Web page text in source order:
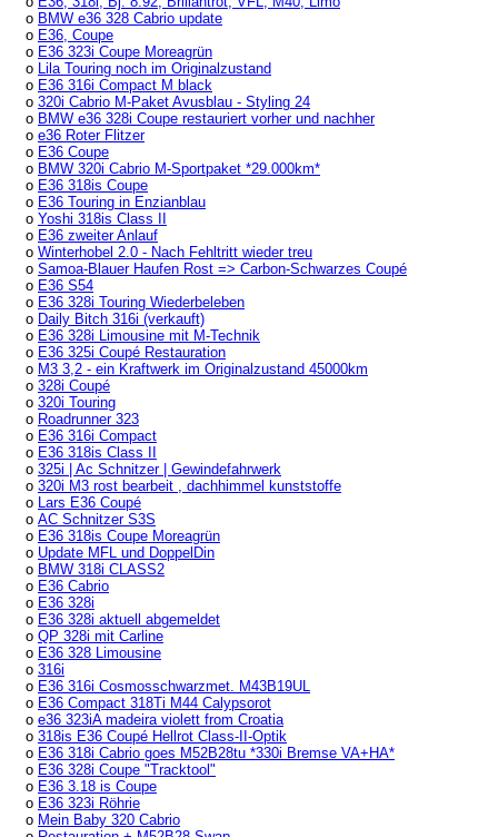
o BMW e36 328 Cabrio update
o E36, Coupe
o E36 323i Coupe Moreagrün
o
Lila Touring noch im Originalzustand
o E36 316i Compact M black
o 320i Cabrio M-Paket Avusblau - Styling 24
o BMW e36 328i Coupe restauriert vorher und nachher
o e36 Roter Flitzer
o E36 Coupe
o BMW 320i Cabrio M-Sportpaket *29.000km*
o E36 318is Coupe
o E36 Touring in Enzianblau
o Yoshi 318is Class II
o E36 zweiter Anlauf
o Winterhobel 2.0 - Nach Fehltritt wieder treu
o Samoa-Blauer Haufen Rost => Carbon-Schwarzes Coupé
o E36 S54
o E36 328i Touring Wiederbeleben
o Daily Bitch 316i (verkauft)
o E36 328i Limousine mit M-Technik
o E36 325i Coupé Restauration
o M3 3,2 - ein Kraftwerk im Originalzustand 45000km
o 328i Coupé
o 320i Touring
o Roadrunner 323
o E36 316i Compact
o E36 318is Class II
o 325i | Ac Schnitzer | Gewindefahrwerk
o 320i M3 rost bearbeit , dachhimmel kunststoffe
o
Lars E36 Coupé
o AC Schnitzer S3S
o E36 318is Coupe Moreagrün
o Update MFL und DoppelDin
o BMW 318i CLASS2
o E36 Cabrio
o E36 328i
o E36 328i aktuell abgemeldet
o QP 328i mit Carline
o E36 328 Limousine
o 316i
o E36 316i Cosmosschwarzmet. M43B19UL
o E36 Compact 318Ti M44 Calypsorot
o e36 323iA madeira violett from Croatia
o 318is E36 Coupé Hellrot Class-II-Optik
o E36 318i Cabrio goes M52B28tu *330i Bremse VA+HA*
o E36 328i Coupe "Tracktool"
o E36 3.18 is Coupe
o E36 323i Röhrie
o Mein Baby 320 Cabrio